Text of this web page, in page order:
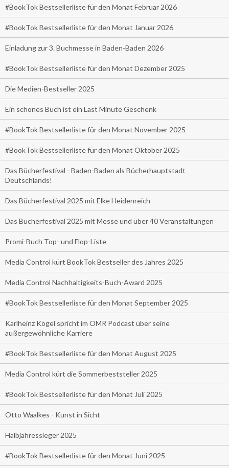
#BookTok Bestsellerliste für den Monat Februar 2026
#BookTok Bestsellerliste für den Monat Januar 2026
Einladung zur 3. Buchmesse in Baden-Baden 2026
#BookTok Bestsellerliste für den Monat Dezember 2025
Die Medien-Bestseller 2025
Ein schönes Buch ist ein Last Minute Geschenk
#BookTok Bestsellerliste für den Monat November 2025
#BookTok Bestsellerliste für den Monat Oktober 2025
Das Bücherfestival - Baden-Baden als Bücherhauptstadt
Deutschlands!
Das Bücherfestival 2025 mit Elke Heidenreich
Das Bücherfestival 2025 mit Messe und über 40 Veranstaltungen
Promi-Buch Top- und Flop-Liste
Media Control kürt BookTok Bestseller des Jahres 2025
Media Control Nachhaltigkeits-Buch-Award 2025
#BookTok Bestsellerliste für den Monat September 2025
Karlheinz Kögel spricht im OMR Podcast über seine
außergewöhnliche Karriere
#BookTok Bestsellerliste für den Monat August 2025
Media Control kürt die Sommerbeststeller 2025
#BookTok Bestsellerliste für den Monat Juli 2025
Otto Waalkes - Kunst in Sicht
Halbjahressieger 2025
#BookTok Bestsellerliste für den Monat Juni 2025